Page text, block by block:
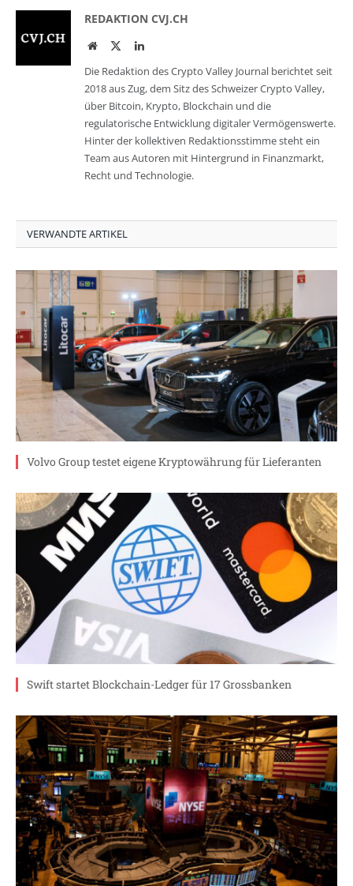
REDAKTION CVJ.CH
WebsiteTwitterLinkedIn
Die Redaktion des Crypto Valley Journal berichtet seit
2018 aus Zug, dem Sitz des Schweizer Crypto Valley,
über Bitcoin, Krypto, Blockchain und die
regulatorische Entwicklung digitaler Vermögenswerte.
Hinter der kollektiven Redaktionsstimme steht ein
Team aus Autoren mit Hintergrund in Finanzmarkt,
Recht und Technologie.
VERWANDTE ARTIKEL
Volvo Group testet eigene Kryptowährung für Lieferanten
Swift startet Blockchain-Ledger für 17 Grossbanken